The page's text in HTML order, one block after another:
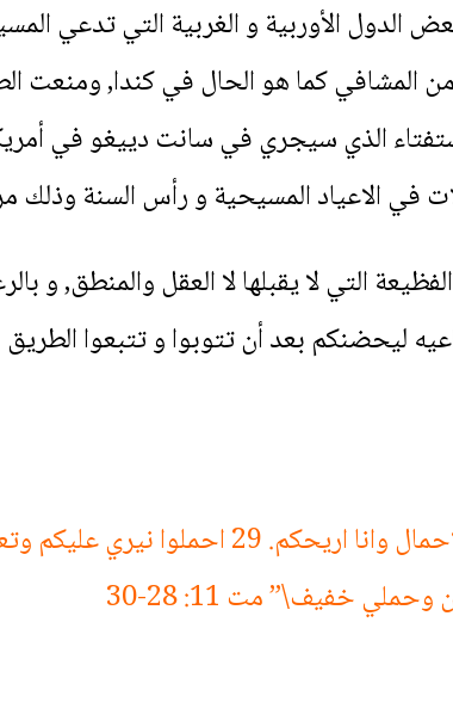
الدول الأوربية و الغربية التي تدعي
من المشافي كما هو الحال في كندا,
الذي سيجري في سانت دييغو في
في الاعياد المسيحية و رأس السنة
التي لا يقبلها لا العقل والمنطق, و
بعد أن تتوبوا و تتبعوا الطريق و
\” .28 تعالوا الي يا جميع المتعبين والثقيلي